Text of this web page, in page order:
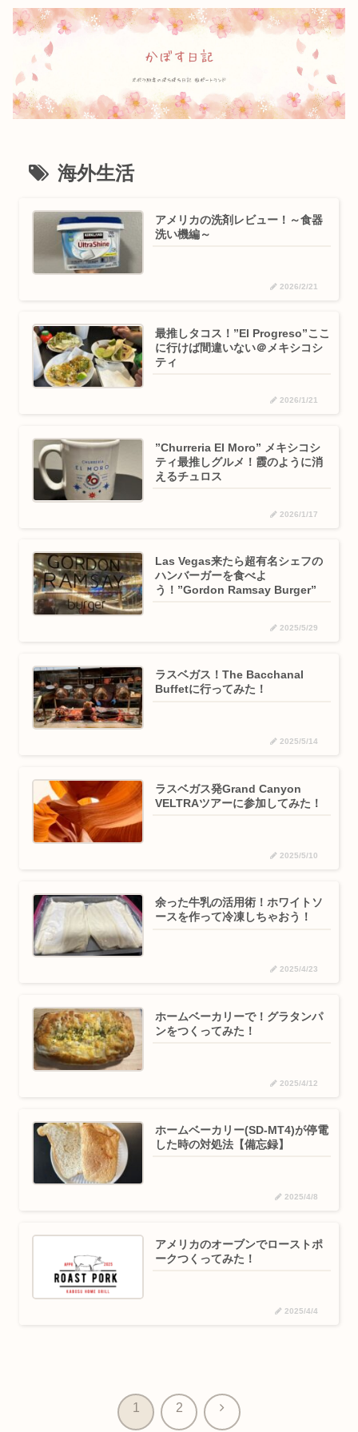
海外生活
アメリカの洗剤レビュー！～食器
洗い機編～
2026/2/21
最推しタコス！”El Progreso”ここ
に行けば間違いない＠メキシコシ
ティ
2026/1/21
”Churreria El Moro” メキシコシ
ティ最推しグルメ！霞のように消
えるチュロス
2026/1/17
Las Vegas来たら超有名シェフの
ハンバーガーを食べよ
う！”Gordon Ramsay Burger”
2025/5/29
ラスベガス！The Bacchanal
Buffetに行ってみた！
2025/5/14
ラスベガス発Grand Canyon
VELTRAツアーに参加してみた！
2025/5/10
余った牛乳の活用術！ホワイトソ
ースを作って冷凍しちゃおう！
2025/4/23
ホームベーカリーで！グラタンパ
ンをつくってみた！
2025/4/12
ホームベーカリー(SD-MT4)が停電
した時の対処法【備忘録】
2025/4/8
アメリカのオーブンでローストポ
ークつくってみた！
2025/4/4
1 2
次